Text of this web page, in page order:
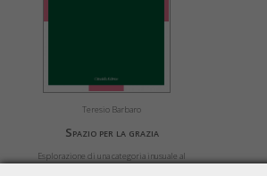
Teresio Barbaro
Spazio per la grazia
Esplorazione di una categoria inusuale al